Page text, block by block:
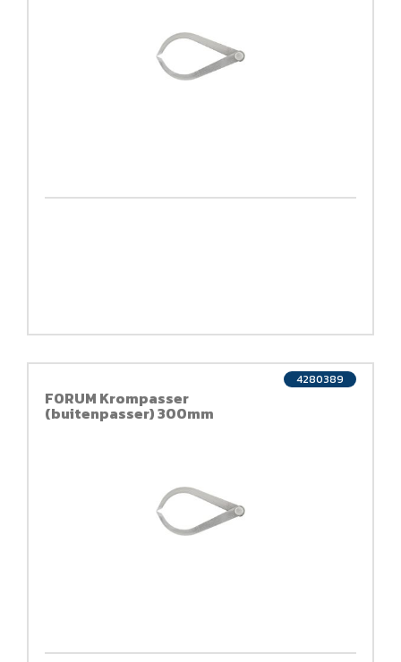
FORUM Krompasser
(buitenpasser) 300mm
4280389